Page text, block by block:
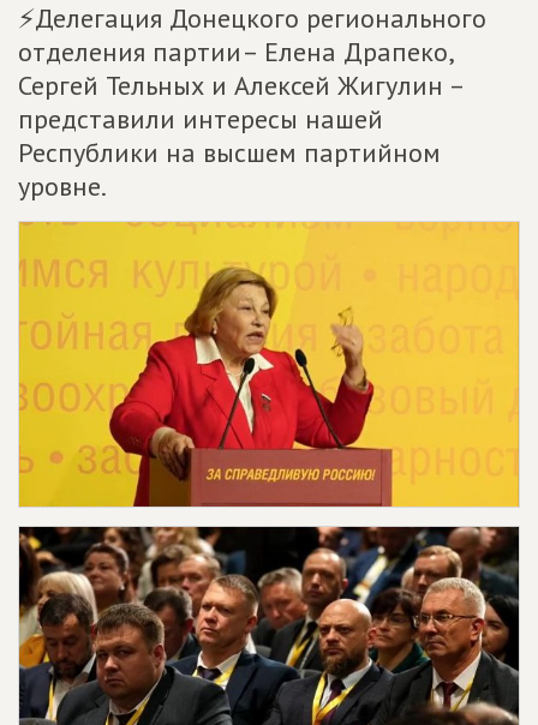
⚡️Делегация Донецкого регионального
отделения партии– Елена Драпеко,
Сергей Тельных и Алексей Жигулин –
представили интересы нашей
Республики на высшем партийном
уровне.